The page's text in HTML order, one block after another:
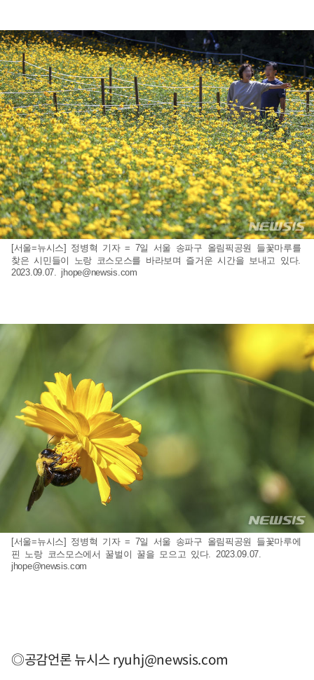
[서울=뉴시스] 정병혁 기자 = 7일 서울 송파구 올림픽공원 들꽃마루를
찾은 시민들이 노랑 코스모스를 바라보며 즐거운 시간을 보내고 있다.
2023.09.07. jhope@newsis.com
[서울=뉴시스] 정병혁 기자 = 7일 서울 송파구 올림픽공원 들꽃마루에
핀 노랑 코스모스에서 꿀벌이 꿀을 모으고 있다. 2023.09.07.
jhope@newsis.com
◎공감언론 뉴시스ryuhj@newsis.com